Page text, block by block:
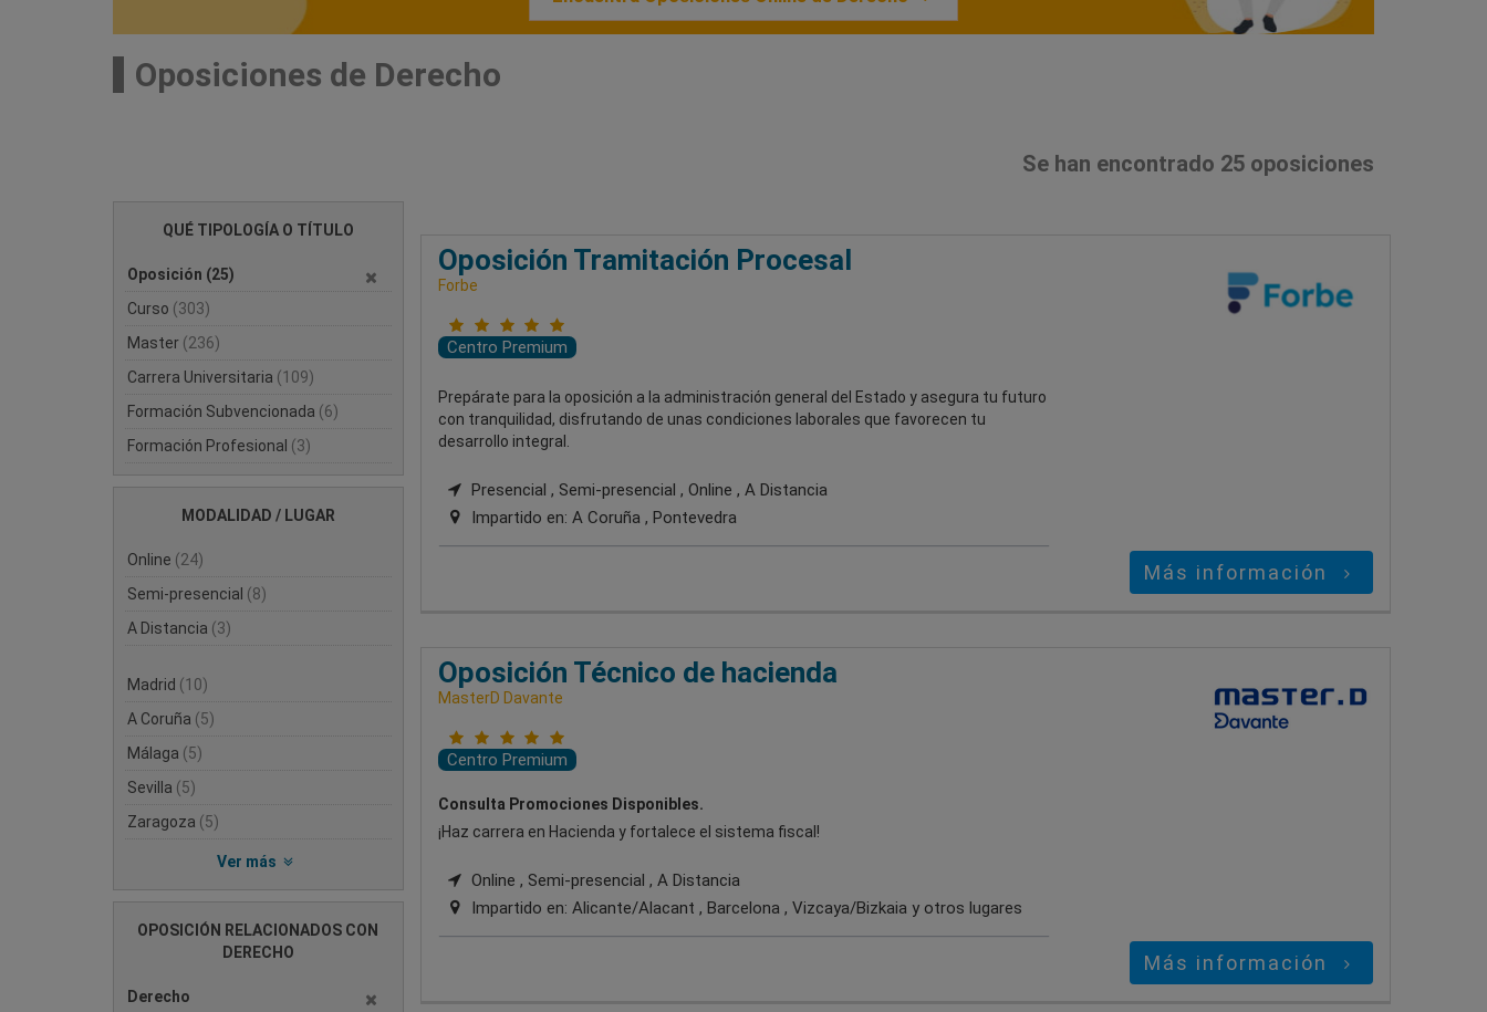
Oposiciones de Derecho
Se han encontrado 25 oposiciones
QUÉ TIPOLOGÍA O TÍTULO
Oposición (25)
Curso (303)
Master (236)
Carrera Universitaria (109)
Formación Subvencionada (6)
Formación Profesional (3)
MODALIDAD / LUGAR
Online (24)
Semi-presencial (8)
A Distancia (3)
Madrid (10)
A Coruña (5)
Málaga (5)
Sevilla (5)
Zaragoza (5)
Ver más
OPOSICIÓN RELACIONADOS CON
DERECHO
Derecho
Oposición Tramitación Procesal
Forbe
Centro Premium
Prepárate para la oposición a la administración general del Estado y asegura tu futuro
con tranquilidad, disfrutando de unas condiciones laborales que favorecen tu
desarrollo integral.
Presencial , Semi-presencial , Online , A Distancia
Impartido en: A Coruña , Pontevedra
Más información
Oposición Técnico de hacienda
MasterD Davante
Centro Premium
Consulta Promociones Disponibles.
¡Haz carrera en Hacienda y fortalece el sistema fiscal!
Online , Semi-presencial , A Distancia
Impartido en: Alicante/Alacant , Barcelona , Vizcaya/Bizkaia y otros lugares
Más información